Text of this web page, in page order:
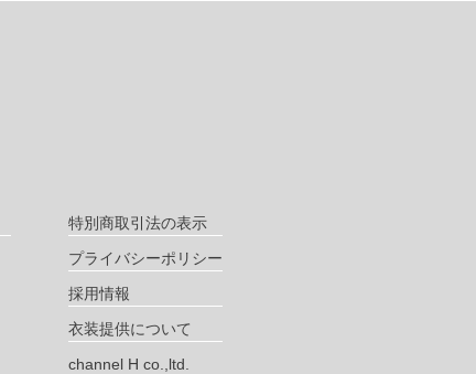
特別商取引法の表示
プライバシーポリシー
採用情報
衣装提供について
channel H co.,ltd.